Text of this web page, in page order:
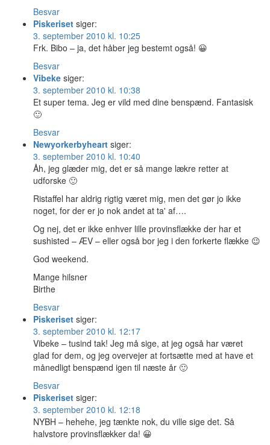
Besvar
Piskeriset siger:
3. september 2010 kl. 10:25
Frk. Bibo – ja, det håber jeg bestemt også! 😀
Besvar
Vibeke siger:
3. september 2010 kl. 10:38
Et super tema. Jeg er vild med dine benspænd. Fantasisk
🙂
Besvar
Newyorkerbyheart siger:
3. september 2010 kl. 10:40
Åh, jeg glæder mig, det er så mange lækre retter at
udforske 🙂
Ristaffel har aldrig rigtig været mig, men det gør jo ikke
noget, for der er jo nok andet at ta' af….
Og nej, det er ikke enhver lille provinsflække der har et
sushisted – ÆV – eller også bor jeg i den forkerte flække 😉
God weekend.
Mange hilsner
Birthe
Besvar
Piskeriset siger:
3. september 2010 kl. 12:17
Vibeke – tusind tak! Jeg må sige, at jeg også har været
glad for dem, og jeg overvejer at fortsætte med at have et
månedligt benspænd igen til næste år 🙂
Besvar
Piskeriset siger:
3. september 2010 kl. 12:18
NYBH – hehehe, jeg tænkte nok, du ville sige det. Så
halvstore provinsflækker da! 😀